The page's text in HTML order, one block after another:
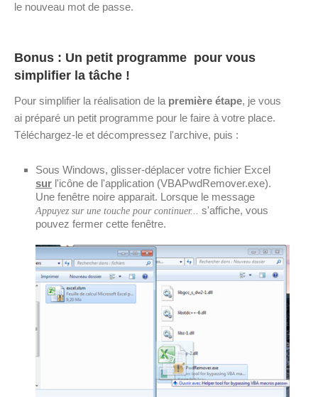
le nouveau mot de passe.
Bonus : Un petit programme pour vous
simplifier la tâche !
Pour simplifier la réalisation de la première étape, je vous
ai préparé un petit programme pour le faire à votre place.
Téléchargez-le et décompressez l'archive, puis :
Sous Windows, glisser-déplacer votre fichier Excel
sur l'icône de l'application (VBAPwdRemover.exe).
Une fenêtre noire apparait. Lorsque le message
Appuyez sur une touche pour continuer... s'affiche, vous
pouvez fermer cette fenêtre.